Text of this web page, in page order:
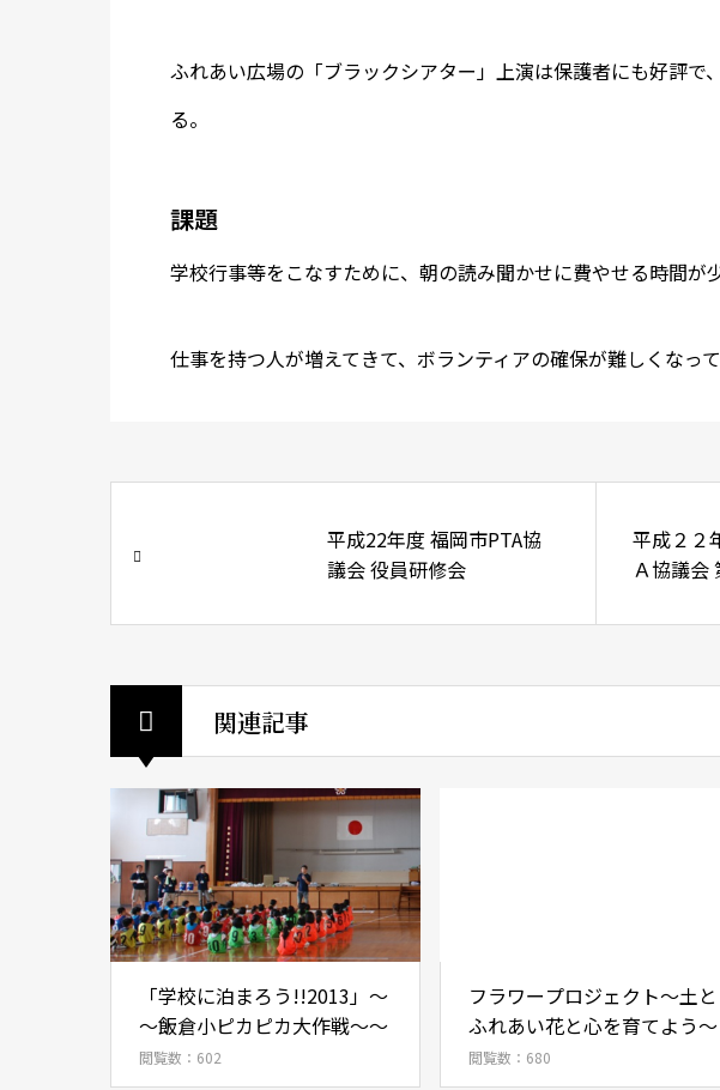
ふれあい広場の「ブラックシアター」上演は保護者にも好評で
る。
課題
学校行事等をこなすために、朝の読み聞かせに費やせる時間が
仕事を持つ人が増えてきて、ボランティアの確保が難しくなっ
平成22年度 福岡市PTA協
議会 役員研修会
平成２２
Ａ協議会
関連記事
「学校に泊まろう!!2013」～
～飯倉小ピカピカ大作戦～～
閲覧数：602
フラワープロジェクト～土と
ふれあい花と心を育てよう～
閲覧数：680